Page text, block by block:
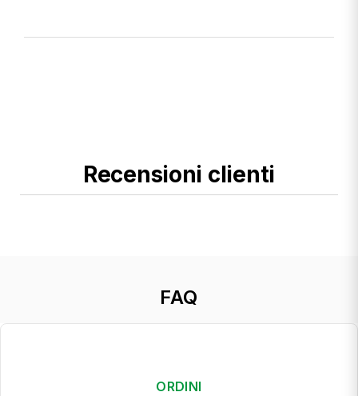
Recensioni clienti
FAQ
ORDINI